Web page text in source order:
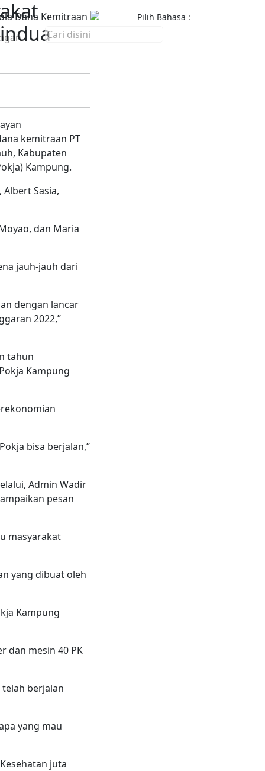
Dana Kemitraan Pilih Bahasa :
kemitraan PT
Kabupaten
Kampung.
Sasia,
dan Maria
jauh-jauh dari
dengan lancar
2022,”
tahun
Kampung
bisa berjalan,”
Admin Wadir
pesan
masyarakat
yang dibuat oleh
Kampung
dan mesin 40 PK
berjalan
yang mau
juta